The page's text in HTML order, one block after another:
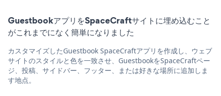
GuestbookアプリをSpaceCraftサイトに埋め込むこと
がこれまでになく簡単になりました
カスタマイズしたGuestbook SpaceCraftアプリを作成し、ウェブ
サイトのスタイルと色を一致させ、GuestbookをSpaceCraftペー
ジ、投稿、サイドバー、フッター、または好きな場所に追加しま
す地点。